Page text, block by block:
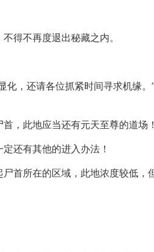
得不再度退出秘藏之内。
，还请各位抓紧时间寻求机缘
，此地应当还有元天至尊的道场！
还有其他的进入办法！
首所在的区域，此地浓度较低，